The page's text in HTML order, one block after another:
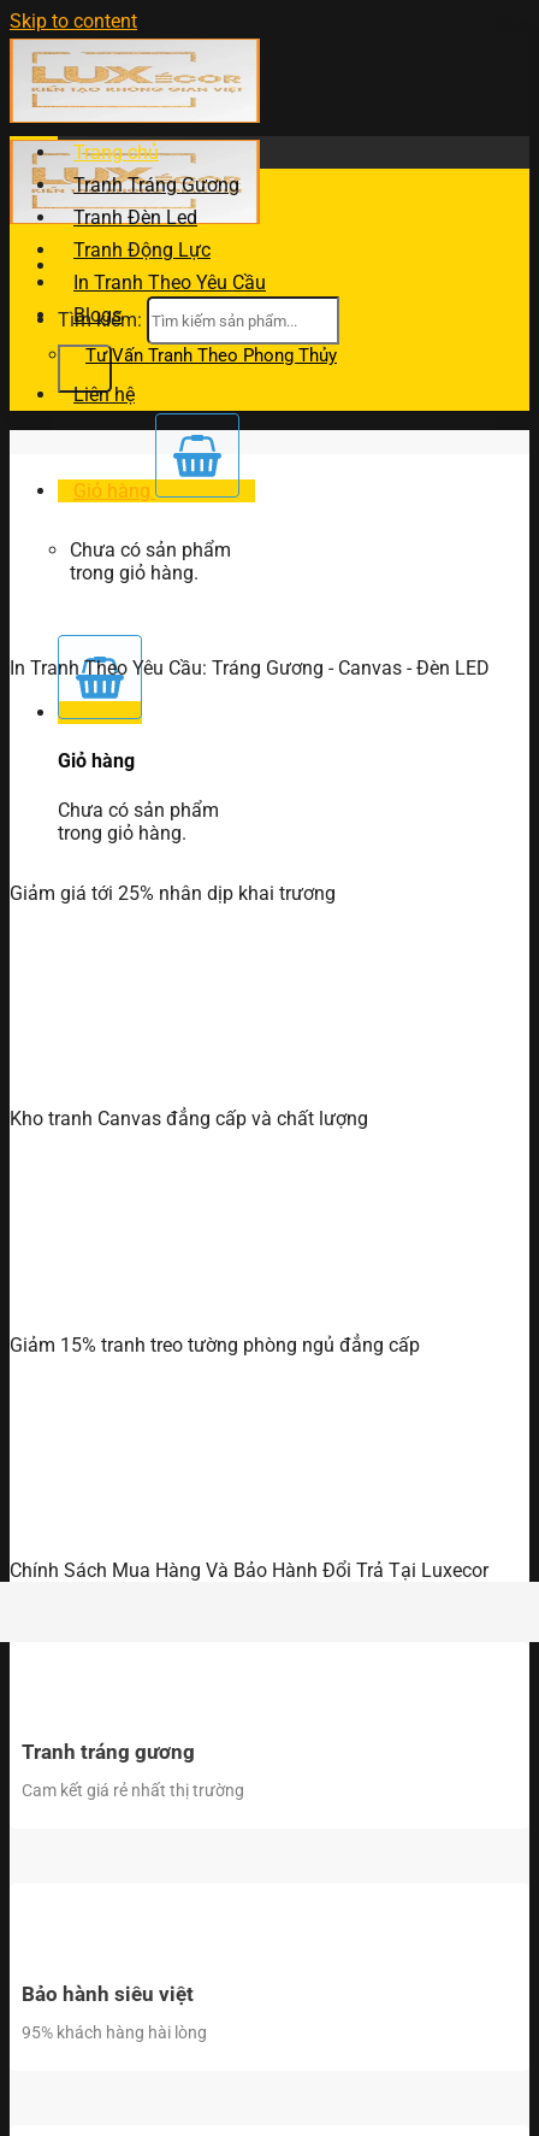
Skip to content
Tìm kiếm:
Giỏ hàng
Chưa có sản phẩm
trong giỏ hàng.
Giỏ hàng
Chưa có sản phẩm
trong giỏ hàng.
Trang chủ
Tranh Tráng Gương
Tranh Đèn Led
Tranh Động Lực
In Tranh Theo Yêu Cầu
Blogs
Tư Vấn Tranh Theo Phong Thủy
Liên hệ
In Tranh Theo Yêu Cầu: Tráng Gương - Canvas - Đèn LED
Giảm giá tới 25% nhân dịp khai trương
Kho tranh Canvas đẳng cấp và chất lượng
Giảm 15% tranh treo tường phòng ngủ đẳng cấp
Chính Sách Mua Hàng Và Bảo Hành Đổi Trả Tại Luxecor
Tranh tráng gương
Cam kết giá rẻ nhất thị trường
Bảo hành siêu việt
95% khách hàng hài lòng